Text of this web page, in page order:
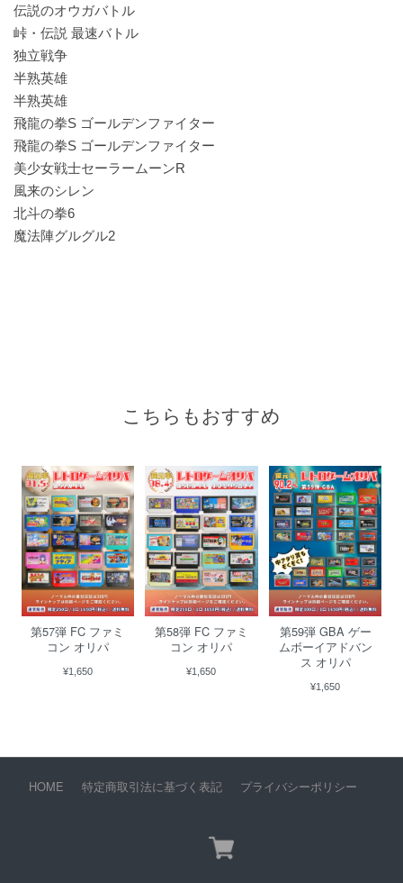
伝説のオウガバトル
峠・伝説 最速バトル
独立戦争
半熟英雄
半熟英雄
飛龍の拳S ゴールデンファイター
飛龍の拳S ゴールデンファイター
美少女戦士セーラームーンR
風来のシレン
北斗の拳6
魔法陣グルグル2
こちらもおすすめ
第57弾 FC ファミ
コン オリパ
¥1,650
第58弾 FC ファミ
コン オリパ
¥1,650
第59弾 GBA ゲー
ムボーイアドバン
ス オリパ
¥1,650
HOME 特定商取引法に基づく表記 プライバシーポリシー